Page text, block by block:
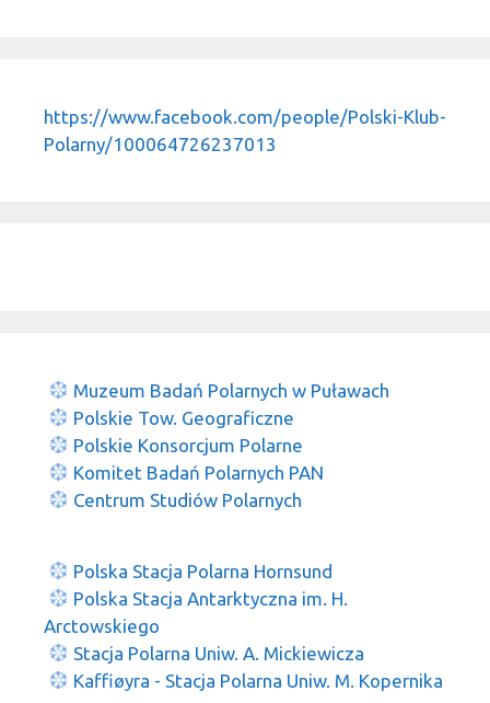
https://www.facebook.com/people/Polski-Klub-
Polarny/100064726237013
Muzeum Badań Polarnych w Puławach
Polskie Tow. Geograficzne
Polskie Konsorcjum Polarne
Komitet Badań Polarnych PAN
Centrum Studiów Polarnych
Polska Stacja Polarna Hornsund
Polska Stacja Antarktyczna im. H.
Arctowskiego
Stacja Polarna Uniw. A. Mickiewicza
Kaffiøyra - Stacja Polarna Uniw. M. Kopernika